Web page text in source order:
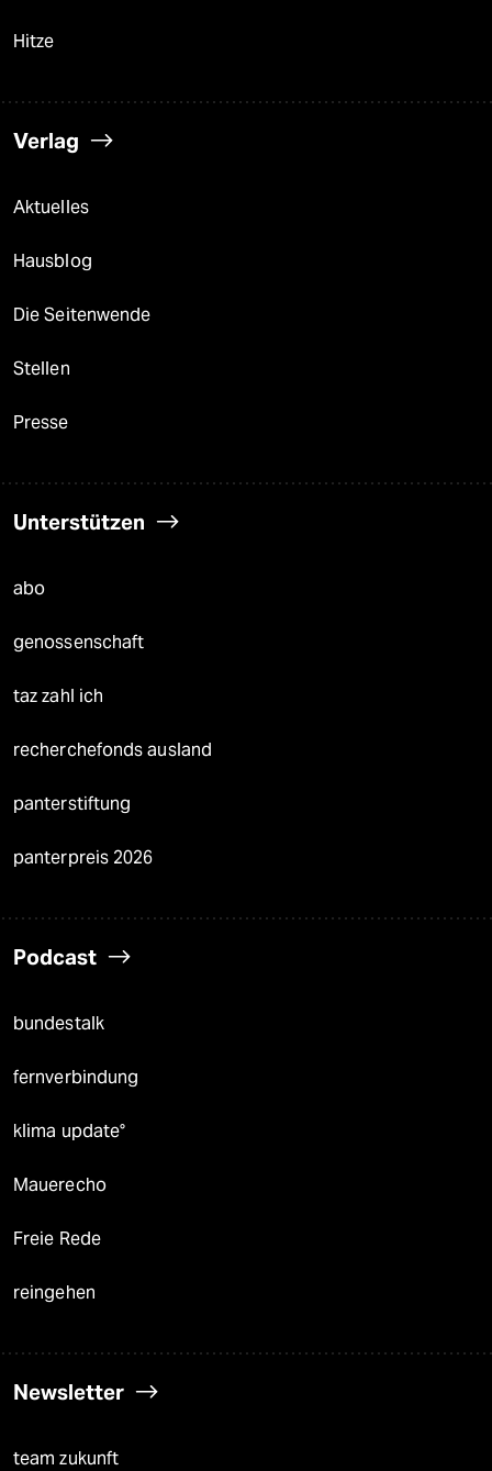
Hitze
Verlag
Aktuelles
Hausblog
Die Seitenwende
Stellen
Presse
Unterstützen
abo
genossenschaft
taz zahl ich
recherchefonds ausland
panterstiftung
panterpreis 2026
Podcast
bundestalk
fernverbindung
klima update°
Mauerecho
Freie Rede
reingehen
Newsletter
team zukunft